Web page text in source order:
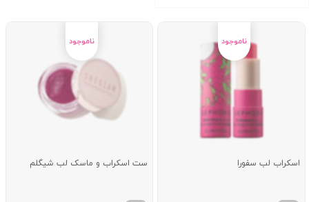
اسکراب لب سفورا ست اسکراب و ماسک لب شیگلم